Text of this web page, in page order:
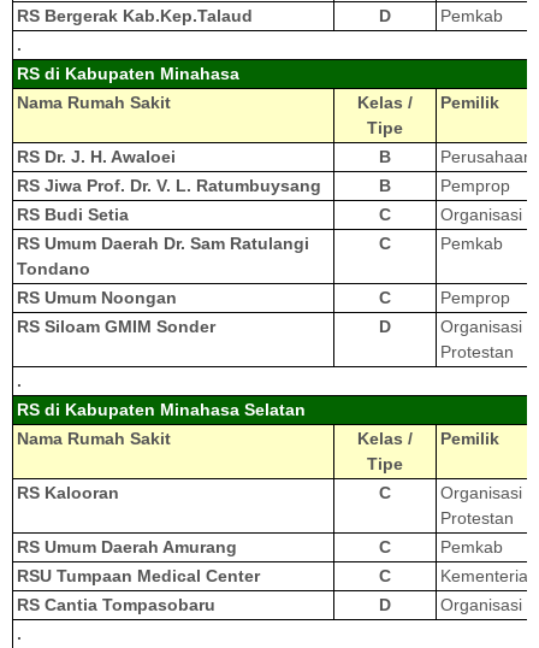
RS Bergerak Kab.Kep.Talaud
D
Pemkab
.
RS di Kabupaten Minahasa
Nama Rumah Sakit
Kelas /
Tipe
Pemilik
RS Dr. J. H. Awaloei B
Perusahaan
RS Jiwa Prof. Dr. V. L. Ratumbuysang
B
Pemprop
RS Budi Setia
C
Organisasi
RS Umum Daerah Dr. Sam Ratulangi
Tondano
C Pemkab
RS Umum Noongan C
Pemprop
RS Siloam GMIM Sonder
D
Organisasi
Protestan
.
RS di Kabupaten Minahasa Selatan
Nama Rumah Sakit
Kelas /
Tipe
Pemilik
RS Kalooran C
Organisasi
Protestan
RS Umum Daerah Amurang
C
Pemkab
RSU Tumpaan Medical Center
C
RS Cantia Tompasobaru
D
Organisasi
.